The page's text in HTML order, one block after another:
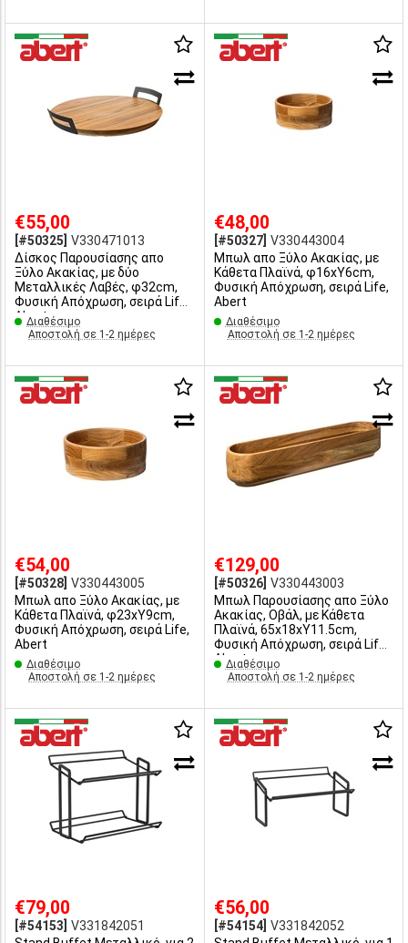
€55,00
[#50325] V330471013
Δίσκος Παρουσίασης απο
Ξύλο Ακακίας, με δύο
Μεταλλικές Λαβές, φ32cm,
Φυσική Απόχρωση, σειρά Life,
Abert
Διαθέσιμο
Αποστολή σε 1-2 ημέρες
€48,00
[#50327] V330443004
Μπωλ απο Ξύλο Ακακίας, με
Κάθετα Πλαϊνά, φ16xΥ6cm,
Φυσική Απόχρωση, σειρά Life,
Abert
Διαθέσιμο
Αποστολή σε 1-2 ημέρες
€54,00
[#50328] V330443005
Μπωλ απο Ξύλο Ακακίας, με
Κάθετα Πλαϊνά, φ23xΥ9cm,
Φυσική Απόχρωση, σειρά Life,
Abert
Διαθέσιμο
Αποστολή σε 1-2 ημέρες
€129,00
[#50326] V330443003
Μπωλ Παρουσίασης απο Ξύλο
Ακακίας, Οβάλ, με Κάθετα
Πλαϊνά, 65x18xΥ11.5cm,
Φυσική Απόχρωση, σειρά Life,
Abert
Διαθέσιμο
Αποστολή σε 1-2 ημέρες
€79,00
[#54153] V331842051
€56,00
[#54154] V331842052